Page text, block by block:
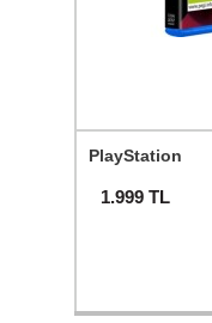
PlayStation
1.999TL